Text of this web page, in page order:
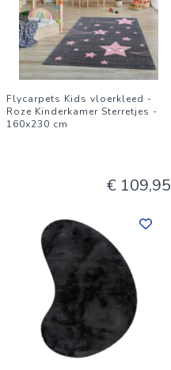
Flycarpets Kids vloerkleed -
Roze Kinderkamer Sterretjes -
160x230 cm
€ 109,95